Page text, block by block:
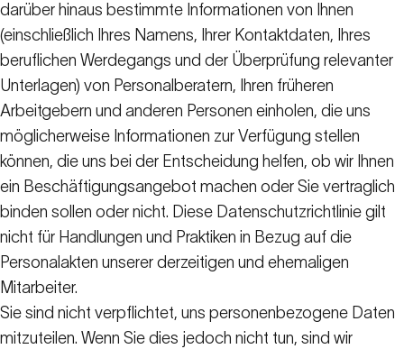
darüber hinaus bestimmte Informationen von Ihnen
(einschließlich Ihres Namens, Ihrer Kontaktdaten, Ihres
beruflichen Werdegangs und der Überprüfung relevanter
Unterlagen) von Personalberatern, Ihren früheren
Arbeitgebern und anderen Personen einholen, die uns
möglicherweise Informationen zur Verfügung stellen
können, die uns bei der Entscheidung helfen, ob wir Ihnen
ein Beschäftigungsangebot machen oder Sie vertraglich
binden sollen oder nicht. Diese Datenschutzrichtlinie gilt
nicht für Handlungen und Praktiken in Bezug auf die
Personalakten unserer derzeitigen und ehemaligen
Mitarbeiter.
Sie sind nicht verpflichtet, uns personenbezogene Daten
mitzuteilen. Wenn Sie dies jedoch nicht tun, sind wir